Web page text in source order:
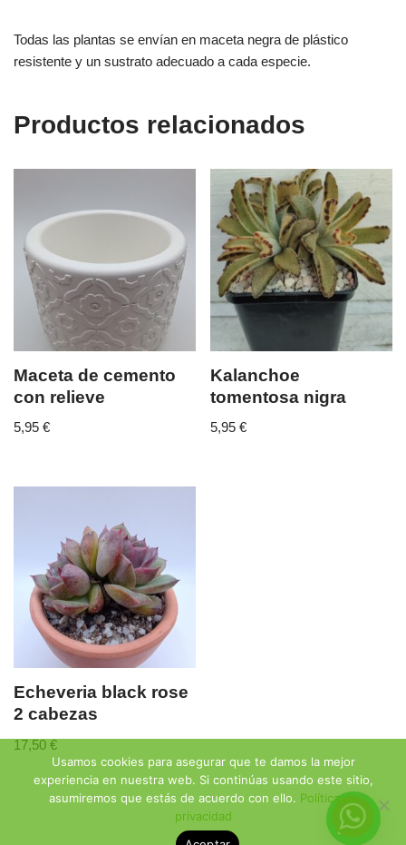
Todas las plantas se envían en maceta negra de plástico
resistente y un sustrato adecuado a cada especie.
Productos relacionados
Maceta de cemento
con relieve
5,95 €
Kalanchoe
tomentosa nigra
5,95€
Echeveria black rose
2 cabezas
17,50 €
Usamos cookies para asegurar que te damos la mejor
experiencia en nuestra web. Si continúas usando este sitio,
asumiremos que estás de acuerdo con ello. Política de
privacidad